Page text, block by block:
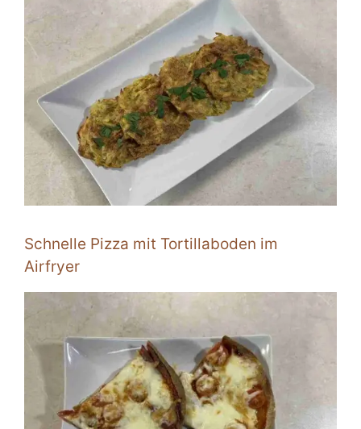
Schnelle Pizza mit Tortillaboden im
Airfryer